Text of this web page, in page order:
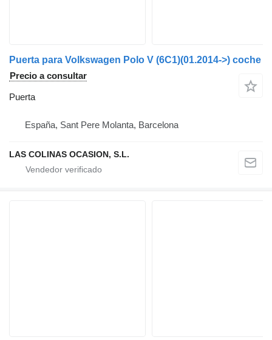
Puerta para Volkswagen Polo V (6C1)(01.2014->) coche
Precio a consultar
Puerta
España, Sant Pere Molanta, Barcelona
LAS COLINAS OCASION, S.L.